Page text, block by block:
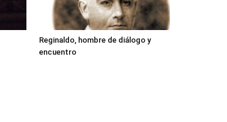
Reginaldo, hombre de diálogo y
encuentro